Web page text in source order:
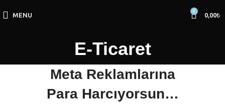
MENU
0
0,00₺
E-Ticaret
Meta Reklamlarına
Para Harcıyorsun…